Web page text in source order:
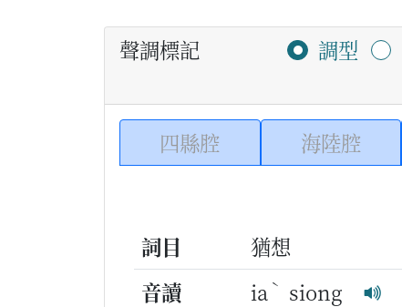
聲調標記 調型
四縣腔 海陸腔
詞目
猶想
音讀
ia ˋ siong